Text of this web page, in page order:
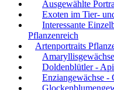
Ausgewählte
Exoten im Tier-
Interessante
Pflanzenreich
Artenportraits
Doldenblütler -
Enziangewächse -